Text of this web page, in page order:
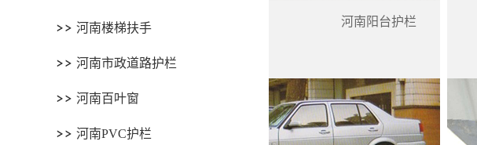
河南楼梯扶手
河南市政道路护栏
河南百叶窗
河南PVC护栏
河南阳台护栏